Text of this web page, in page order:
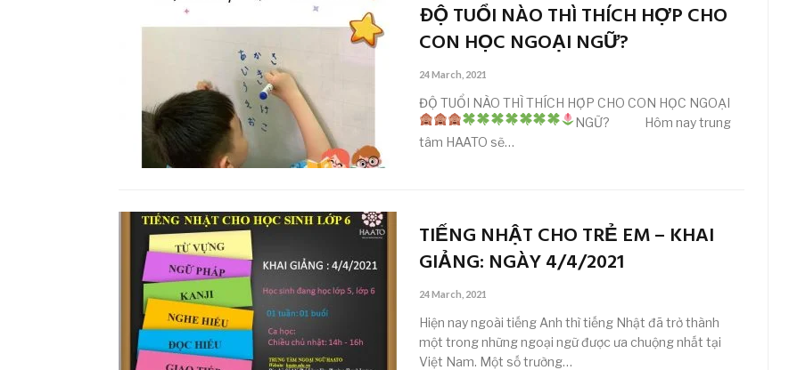
ĐỘ TUỔI NÀO THÌ THÍCH HỢP CHO
CON HỌC NGOẠI NGỮ?
24 March, 2021
ĐỘ TUỔI NÀO THÌ THÍCH HỢP CHO CON HỌC NGOẠI
NGỮ?
Hôm nay trung
tâm HAATO sẽ…
TIẾNG NHẬT CHO TRẺ EM – KHAI
GIẢNG: NGÀY 4/4/2021
24 March, 2021
Hiện nay ngoài tiếng Anh thì tiếng Nhật đã trở thành
một trong những ngoại ngữ được ưa chuộng nhất tại
Việt Nam. Một số trường…